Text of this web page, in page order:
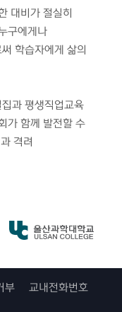
대비가 절실히
구에게나
학습자에게 삶의
과 평생직업교육
가 함께 발전할 수
격려
부 교내전화번호